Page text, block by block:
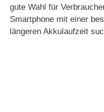
gute Wahl für
Smartphone mit einer
längeren Akkulaufzeit